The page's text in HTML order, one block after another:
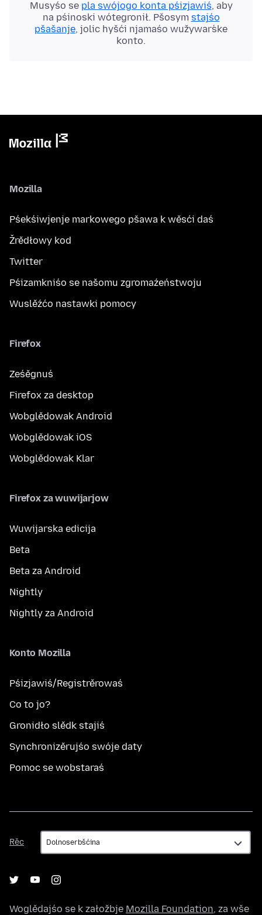
Musyśo se pla swójogo konta pśizjawiś, aby
na pśinoski wótegronił. Pšosym stajśo
pšašanje, jolic hyšći njamaśo wužywaŕske
konto.
Mozilla
Pśekśiwjenje markowego pšawa k wěsći daś
Žrědłowy kod
Twitter
Pśizamkniśo se našomu zgromaźeństwoju
Wuslěźćo nastawki pomocy
Firefox
Ześěgnuś
Firefox za desktop
Wobglědowak Android
Wobglědowak iOS
Wobglědowak Klar
Firefox za wuwijarjow
Wuwijarska edicija
Beta
Beta za Android
Nightly
Nightly za Android
Konto Mozilla
Pśizjawiś/Registrěrowaś
Co to jo?
Gronidło slědk stajiś
Synchronizěrujśo swóje daty
Pomoc se wobstaraś
Rěc
Rěc
Woglědajśo se k załožbje Mozilla Foundation, za wše